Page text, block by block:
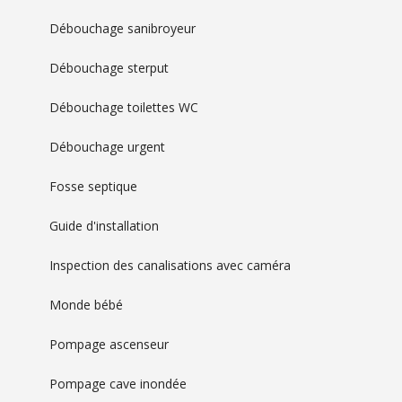
Débouchage sanibroyeur
Débouchage sterput
Débouchage toilettes WC
Débouchage urgent
Fosse septique
Guide d'installation
Inspection des canalisations avec caméra
Monde bébé
Pompage ascenseur
Pompage cave inondée